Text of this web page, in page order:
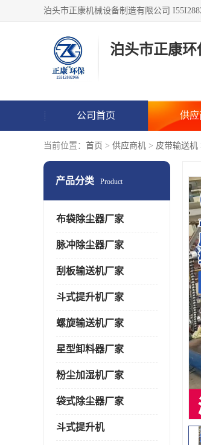
泊头市正康环
公司首页 供应
当前位置： 首页 > 供应商机 > 皮带输送机
产品分类 Product
布袋除尘器厂家
脉冲除尘器厂家
刮板输送机厂家
斗式提升机厂家
螺旋输送机厂家
星型卸料器厂家
粉尘加湿机厂家
袋式除尘器厂家
斗式提升机